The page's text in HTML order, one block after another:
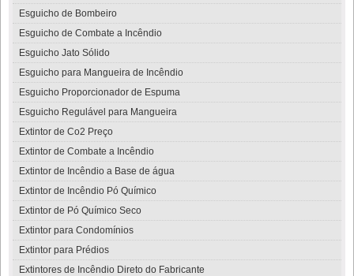
Esguicho de Bombeiro
Esguicho de Combate a Incêndio
Esguicho Jato Sólido
Esguicho para Mangueira de Incêndio
Esguicho Proporcionador de Espuma
Esguicho Regulável para Mangueira
Extintor de Co2 Preço
Extintor de Combate a Incêndio
Extintor de Incêndio a Base de água
Extintor de Incêndio Pó Químico
Extintor de Pó Químico Seco
Extintor para Condomínios
Extintor para Prédios
Extintores de Incêndio Direto do Fabricante